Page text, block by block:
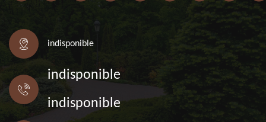
indisponible
indisponible
indisponible